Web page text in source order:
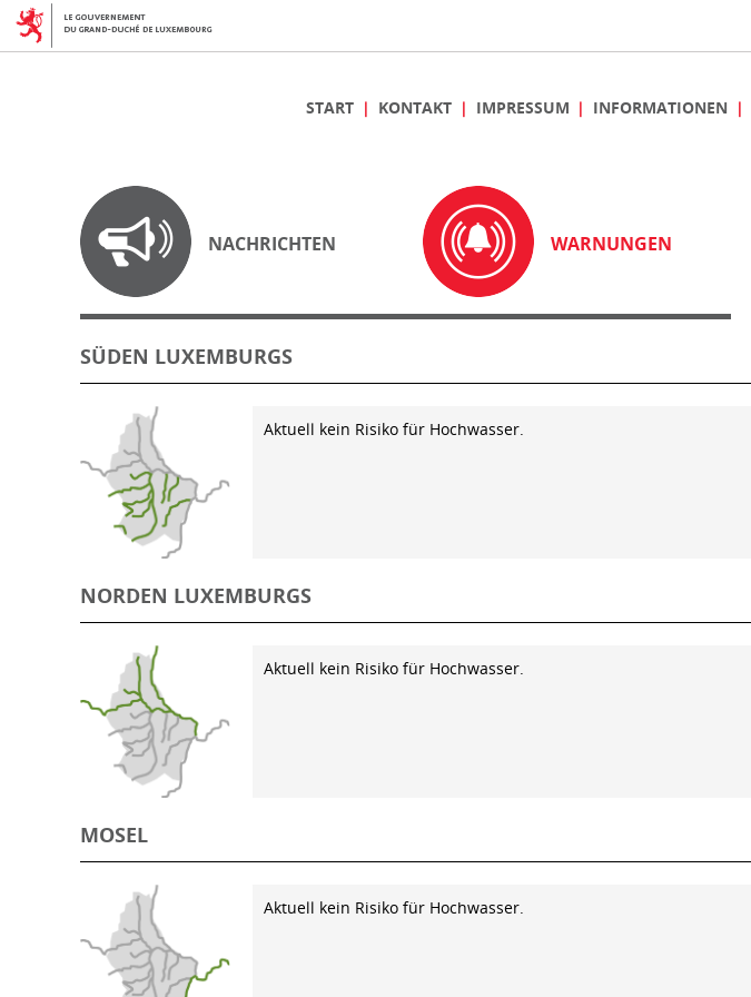
START KONTAKT IMPRESSUM INFORMATIONEN
NACHRICHTEN WARNUNGEN
SÜDEN LUXEMBURGS
Aktuell kein Risiko für Hochwasser.
NORDEN LUXEMBURGS
Aktuell kein Risiko für Hochwasser.
MOSEL
Aktuell kein Risiko für Hochwasser.